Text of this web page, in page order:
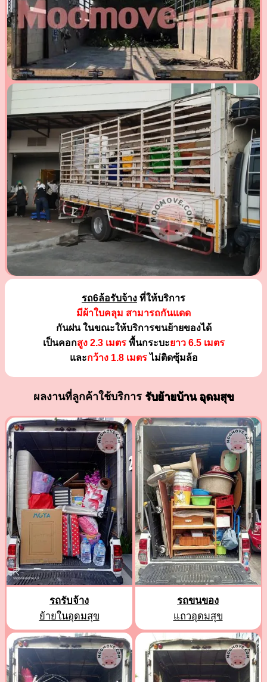
รถ6ล้อรับจ้าง ที่ให้บริการ
มีผ้าใบคลุม สามารถกันแดด
กันฝน ในขณะให้บริการขนย้ายของได้
เป็นคอกสูง 2.3 เมตรพื้นกระบะยาว 6.5 เมตร
และกว้าง 1.8 เมตรไม่ติดซุ้มล้อ
ผลงานที่ลูกค้าใช้บริการ รับย้ายบ้าน อุดมสุข
รถรับจ้าง
ย้ายในอุดมสุข
รถขนของ
แถวอุดมสุข